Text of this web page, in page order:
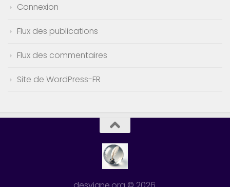
Connexion
Flux des publications
Flux des commentaires
Site de WordPress-FR